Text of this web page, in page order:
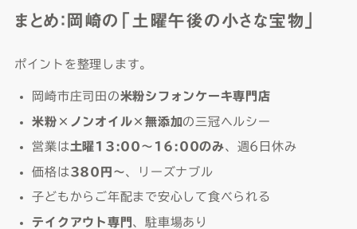
まとめ：岡崎の「土曜午後の小さな宝物」
ポイントを整理します。
岡崎市庄司田の米粉シフォンケーキ専門店
米粉×ノンオイル×無添加 の三冠ヘルシー
営業は土曜13:00〜16:00のみ、週6日休み
価格は 380円〜、リーズナブル
子どもからご年配まで安心して食べられる
テイクアウト専門 、駐車場あり